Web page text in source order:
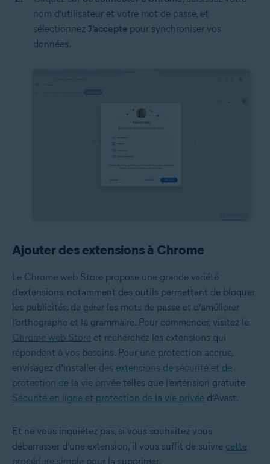
nom d’utilisateur et votre mot de passe, et
sélectionnez J’accepte pour synchroniser vos
données.
Ajouter des extensions à Chrome
Le Chrome web Store propose une grande variété
d’extensions, notamment des outils permettant de bloquer
les publicités, de gérer les mots de passe et d’améliorer
l’orthographe et la grammaire. Pour commencer, visitez le
Chrome web Store et recherchez les extensions qui
répondent à vos besoins. Pour une protection accrue,
envisagez d’installer des extensions de sécurité et de
protection de la vie privée telles que l’extension gratuite
Sécurité en ligne et protection de la vie privée d’Avast.
Et ne vous inquiétez pas, si vous souhaitez vous
débarrasser d’une extension, il vous suffit de suivre cette
procédure simple pour la supprimer.